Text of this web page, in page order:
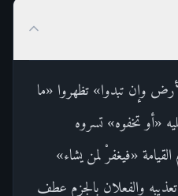
وإن تبدوا» تظهروا «ما
«أو تخفوه» تسروه
«فيغفرْ لمن يشاء»
والفعلان بالجزم عطف